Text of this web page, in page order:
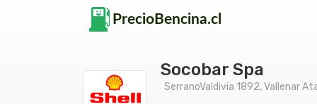
Socobar Spa
SerranoValdivia 1892, Vallenar